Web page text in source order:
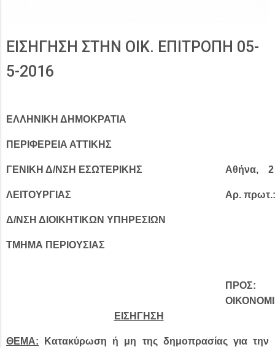
ΕΙΣΗΓΗΣΗ ΣΤΗΝ ΟΙΚ. ΕΠΙΤΡΟΠΗ 05-
5-2016
ΕΛΛΗΝΙΚΗ ΔΗΜΟΚΡΑΤΙΑ
ΠΕΡΙΦΕΡΕΙΑ ΑΤΤΙΚΗΣ
ΓΕΝΙΚΗ Δ/ΝΣΗ ΕΣΩΤΕΡΙΚΗΣ
ΛΕΙΤΟΥΡΓΙΑΣ
Δ/ΝΣΗ ΔΙΟΙΚΗΤΙΚΩΝ ΥΠΗΡΕΣΙΩΝ
ΤΜΗΜΑ ΠΕΡΙΟΥΣΙΑΣ
Αθήνα,
Αρ.
ΠΡΟΣ:
ΕΙΣΗΓΗΣΗ
ΘΕΜΑ: Κατακύρωση ή μη της δημοπρασίας για την